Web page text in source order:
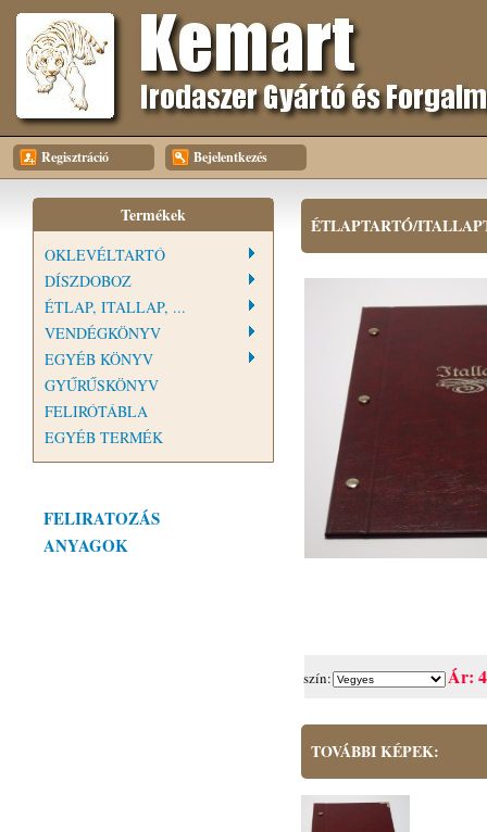
Regisztráció Bejelentkezés
Termékek
OKLEVÉLTARTÓ
DÍSZDOBOZ
ÉTLAP, ITALLAP, ...
VENDÉGKÖNYV
EGYÉB KÖNYV
GYŰRŰSKÖNYV
FELIRÓTÁBLA
EGYÉB TERMÉK
FELIRATOZÁS
ANYAGOK
ÉTLAPTARTÓ/
szín: Ár:
TOVÁBBI KÉPEK: